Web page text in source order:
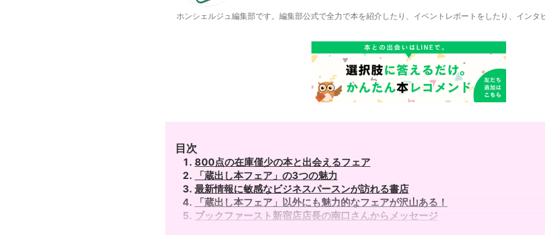
ホンシェルジュ編集部です。編集部公式で全力で本を紹介したり、イベントレポートをしたり、インタ
目次
800点の在庫僅少の本と出会えるフェア
「蔵出し本フェア」の3つの魅力
最新情報に敏感なビジネスパースンが訪れる書店
「蔵出し本フェア」以外にも魅力的なフェアが沢山ある！
ブックファースト新宿店店長の南口さんからメッセージ